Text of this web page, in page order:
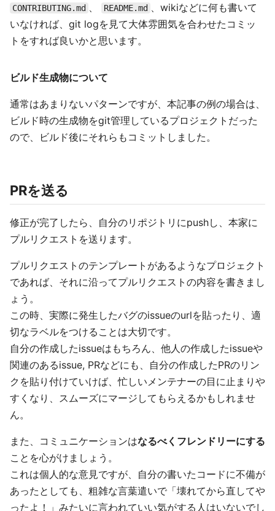
CONTRIBUTING.md 、 README.md 、wikiなどに何も書いて
いなければ、git logを見て大体雰囲気を合わせたコミッ
トをすれば良いかと思います。
ビルド生成物について
通常はあまりないパターンですが、本記事の例の場合は、
ビルド時の生成物をgit管理しているプロジェクトだった
ので、ビルド後にそれらもコミットしました。
PRを送る
修正が完了したら、自分のリポジトリにpushし、本家に
プルリクエストを送ります。
プルリクエストのテンプレートがあるようなプロジェクト
であれば、それに沿ってプルリクエストの内容を書きまし
ょう。
この時、実際に発生したバグのissueのurlを貼ったり、適
切なラベルをつけることは大切です。
自分の作成したissueはもちろん、他人の作成したissueや
関連のあるissue, PRなどにも、自分の作成したPRのリン
クを貼り付けていけば、忙しいメンテナーの目に止まりや
すくなり、スムーズにマージしてもらえるかもしれませ
ん。
また、コミュニケーションはなるべくフレンドリーにする
ことを心がけましょう。
これは個人的な意見ですが、自分の書いたコードに不備が
あったとしても、粗雑な言葉遣いで「壊れてから直してや
ったよ！」みたいに言われていい気がする人はいないでし